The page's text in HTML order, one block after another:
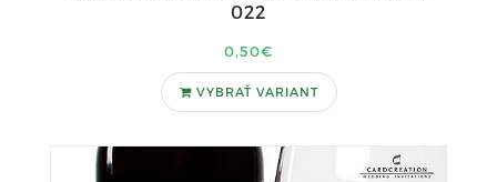
022
0,50€
VYBRAŤ VARIANT